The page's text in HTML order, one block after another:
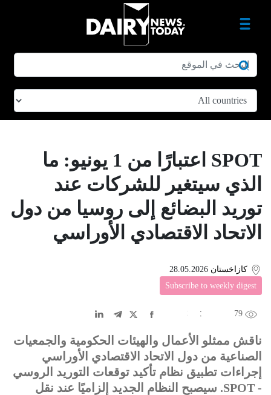
SPOT اعتبارًا من 1 يونيو: ما
الذي سيتغير للشركات عند
توريد البضائع إلى روسيا من دول
الاتحاد الاقتصادي الأوراسي
كازاخستان 28.05.2026
Subscribe to weekly digest
79
中文
DE عربى
ناقش ممثلو الأعمال والهيئات الحكومية والجمعيات
الصناعية من دول الاتحاد الاقتصادي الأوراسي
إجراءات تطبيق نظام تأكيد توقعات التوريد الروسي
- SPOT. سيصبح النظام الجديد إلزاميًا عند نقل